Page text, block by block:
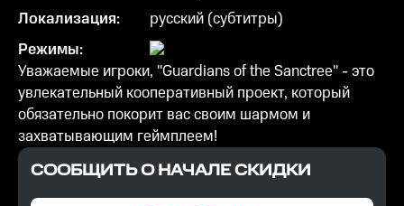
Локализация:
русский (субтитры)
Режимы:
Уважаемые игроки, "Guardians of the Sanctree" - это
увлекательный кооперативный проект, который
обязательно покорит вас своим шармом и
захватывающим геймплеем!
СООБЩИТЬ О НАЧАЛЕ СКИДКИ